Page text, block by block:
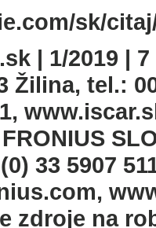
sk/
| 1/2019 | 7
Žilina, tel.:
33 5907
zdroje na